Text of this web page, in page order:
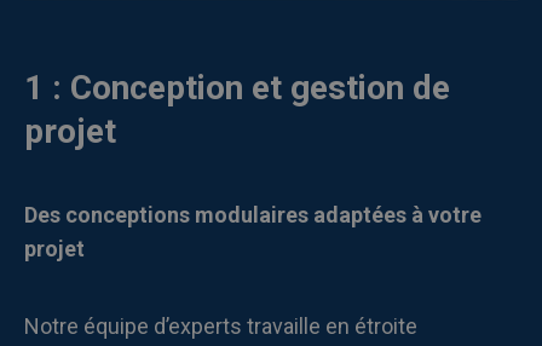
1 : Conception et gestion de
projet
Des conceptions modulaires adaptées à votre
projet
Notre équipe d’experts travaille en étroite